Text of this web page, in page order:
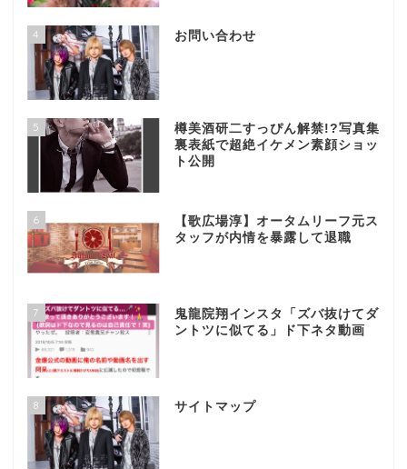
4 お問い合わせ
5
樽美酒研二すっぴん解禁!?写真集
裏表紙で超絶イケメン素顔ショッ
ト公開
6
【歌広場淳】オータムリーフ元ス
タッフが内情を暴露して退職
7
鬼龍院翔インスタ「ズバ抜けてダ
ントツに似てる」ド下ネタ動画
8 サイトマップ